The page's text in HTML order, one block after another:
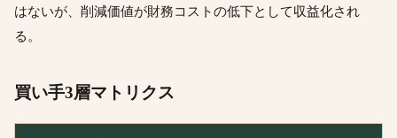
はないが、削減価値が財務コストの低下として収益化され
る。
買い手3層マトリクス